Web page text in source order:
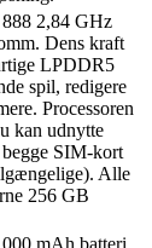
888 2,84 GHz
Dens kraft
LPDDR5
spil, redigere
Processoren
kan udnytte
SIM-kort
Alle
256 GB
mAh batteri